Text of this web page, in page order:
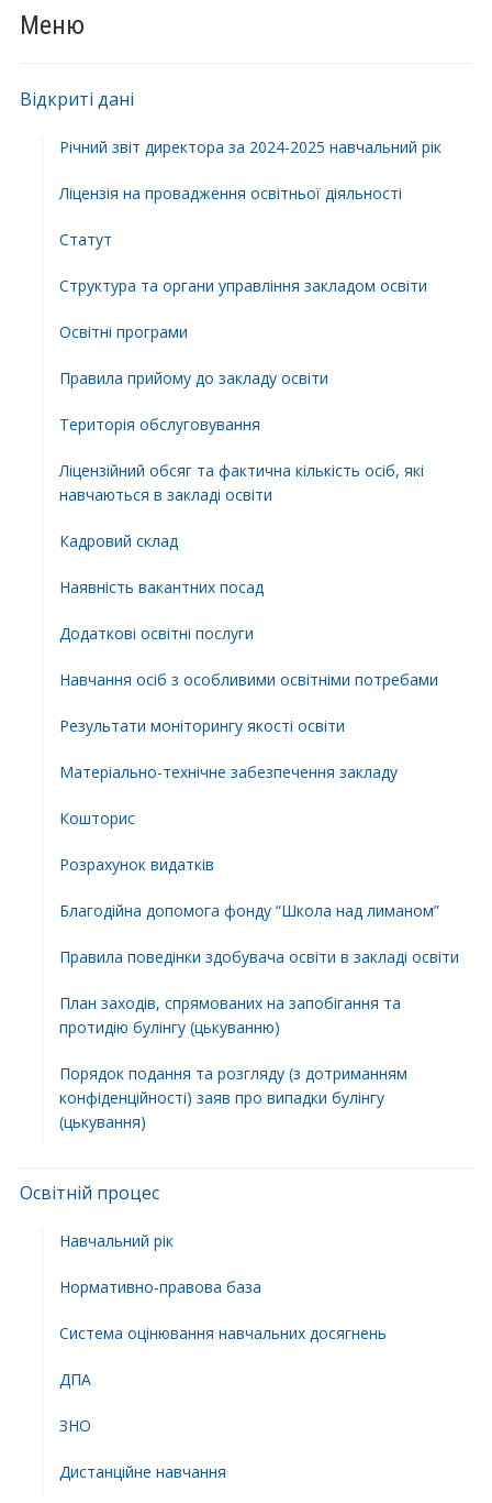
Меню
Відкриті дані
Річний звіт директора за 2024-2025 навчальний рік
Ліцензія на провадження освітньої діяльності
Статут
Структура та органи управління закладом освіти
Освiтнi програми
Правила прийому до закладу освіти
Територiя обслуговування
Ліцензійний обсяг та фактична кількість осіб, які
навчаються в закладі освіти
Кадровий склад
Наявність вакантних посад
Додатковi освiтнi послуги
Навчання осіб з особливими освітніми потребами
Результати моніторингу якості освіти
Матеріально-технічне забезпечення закладу
Кошторис
Розрахунок видатків
Благодійна допомога фонду “Школа над лиманом”
Правила поведінки здобувача освіти в закладі освіти
План заходів, спрямованих на запобігання та
протидію булінгу (цькуванню)
Порядок подання та розгляду (з дотриманням
конфіденційності) заяв про випадки булінгу
(цькування)
Освітній процес
Навчальний рік
Нормативно-правова база
Система оцінювання навчальних досягнень
ДПА
ЗНО
Дистанційне навчання